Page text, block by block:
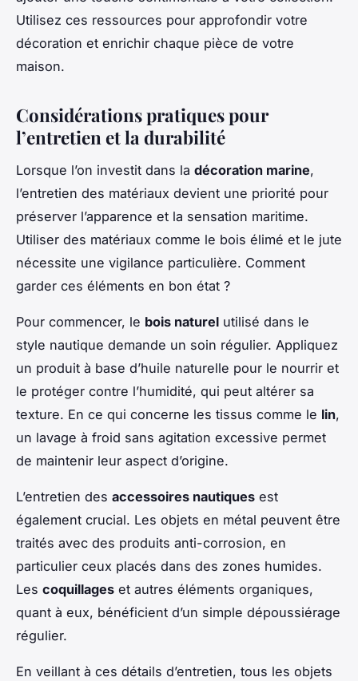
Utilisez ces ressources pour approfondir votre
décoration et enrichir chaque pièce de votre
maison.
Considérations pratiques pour
l’entretien et la durabilité
Lorsque l’on investit dans la décoration marine,
l’entretien des matériaux devient une priorité pour
préserver l’apparence et la sensation maritime.
Utiliser des matériaux comme le bois élimé et le jute
nécessite une vigilance particulière. Comment
garder ces éléments en bon état ?
Pour commencer, le bois naturel utilisé dans le
style nautique demande un soin régulier. Appliquez
un produit à base d’huile naturelle pour le nourrir et
le protéger contre l’humidité, qui peut altérer sa
texture. En ce qui concerne les tissus comme le lin,
un lavage à froid sans agitation excessive permet
de maintenir leur aspect d’origine.
L’entretien des accessoires nautiques est
également crucial. Les objets en métal peuvent être
traités avec des produits anti-corrosion, en
particulier ceux placés dans des zones humides.
Les coquillages et autres éléments organiques,
quant à eux, bénéficient d’un simple dépoussiérage
régulier.
En veillant à ces détails d’entretien, tous les objets